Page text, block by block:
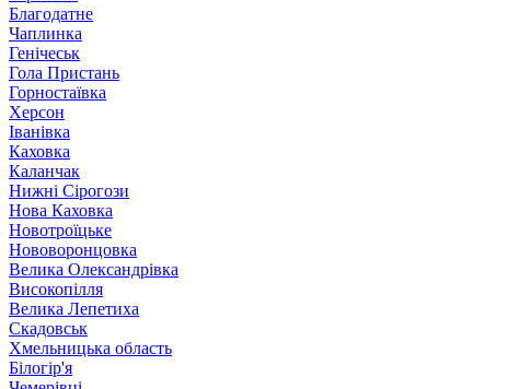
Благодатне
Чаплинка
Генічеськ
Гола Пристань
Горностаївка
Херсон
Іванівка
Каховка
Каланчак
Нижні Сірогози
Нова Каховка
Новотроїцьке
Нововоронцовка
Велика Олександрівка
Високопілля
Велика Лепетиха
Скадовськ
Хмельницька область
Білогір'я